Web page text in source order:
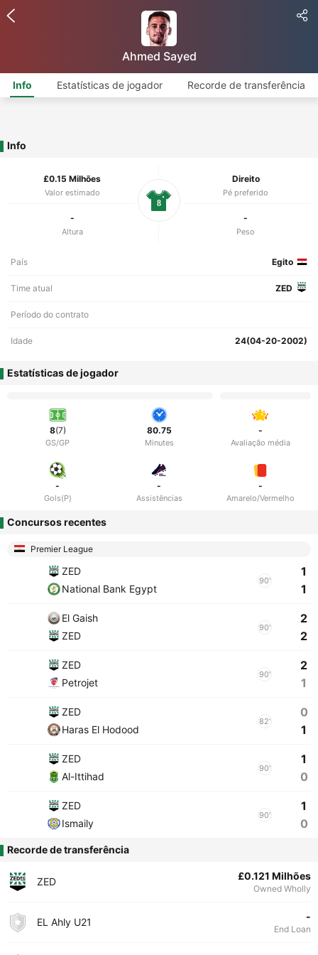
Ahmed Sayed
Info Estatísticas de jogador Recorde de transferência
Info
£0.15 Milhões
Valor estimado
Direito
Pé preferido
-
Altura
-
Peso
8
País Egito
Time atual ZED
Período do contrato
Idade 24(04-20-2002)
Estatísticas de jogador
8(7)
GS/GP
80.75
Minutes
-
Avaliação média
-
Gols(P)
-
Assistências
-
Amarelo/Vermelho
Concursos recentes
Premier League
ZED
National Bank Egypt
90'
1
1
El Gaish
ZED
90'
2
2
ZED
Petrojet
90'
2
1
ZED
Haras El Hodood
82'
0
1
ZED
Al-Ittihad
90'
1
0
ZED
Ismaily
90'
1
0
Recorde de transferência
ZED £0.121 Milhões
Owned Wholly
EL Ahly U21 -
End Loan